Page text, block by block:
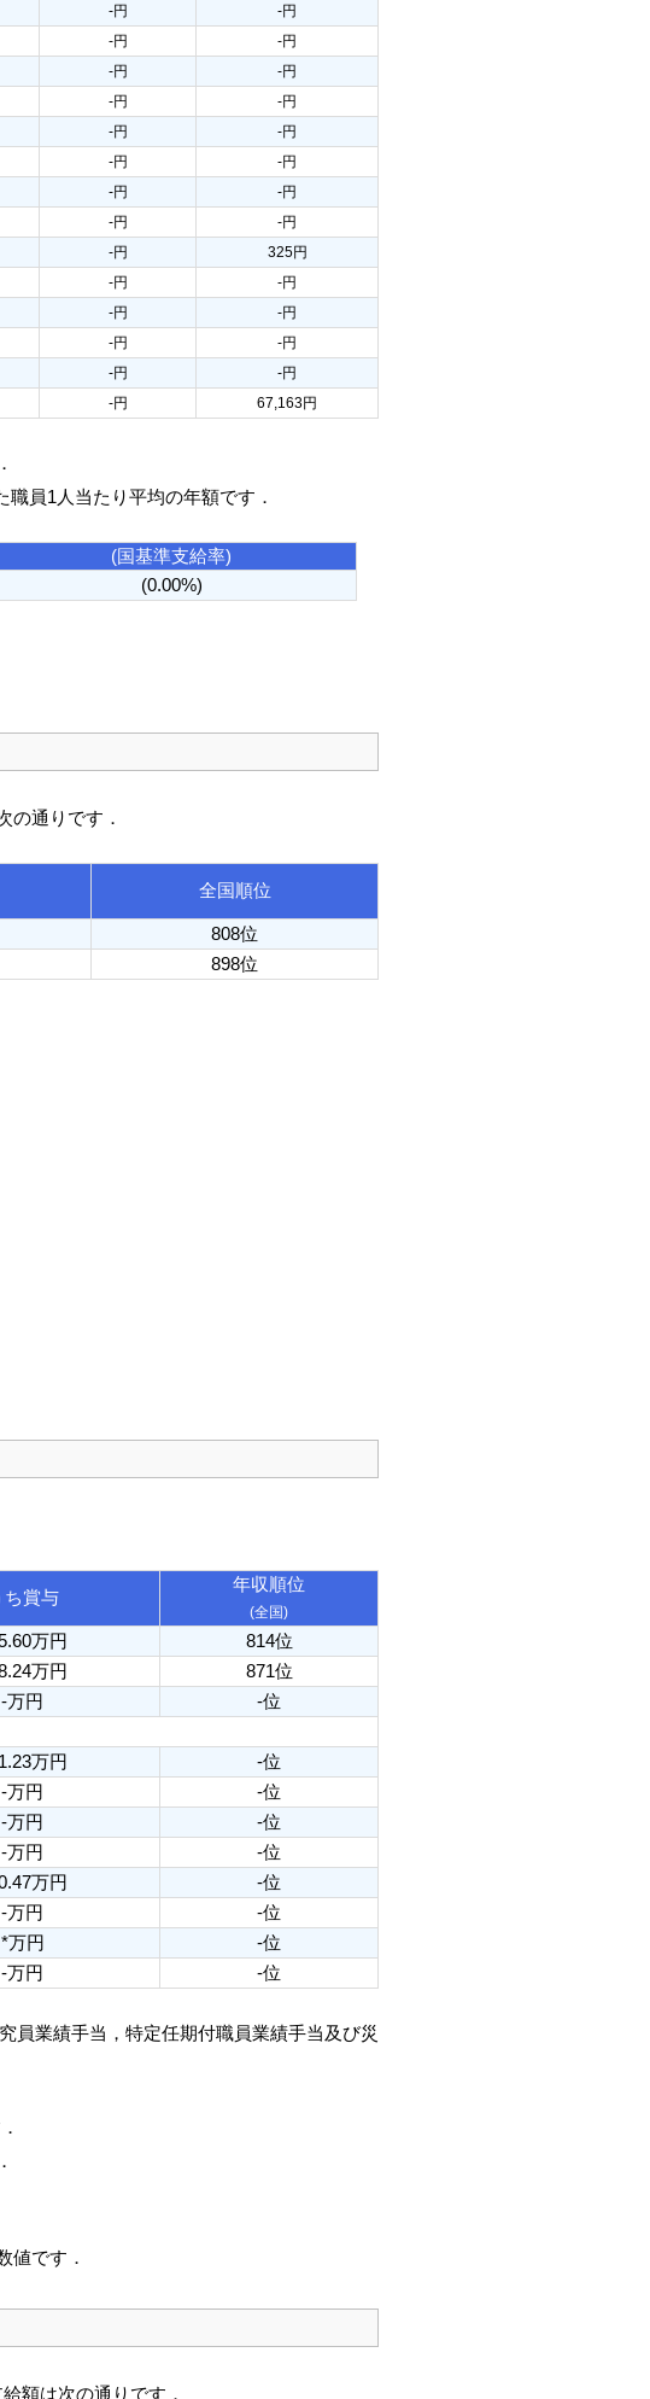
-円
-円
-円
-円
-円
-円
-円
-円
-円
-円
-円
-円
-円
-円
-円
-円
-円
325円
-円
-円
-円
-円
-円
-円
-円
-円
-円 67,163円
員1人当たり平均の年額です．
(国基準支給率)
(0.00%)
の通りです．
全国順位
808位
898位
ち賞与
年収順位
(全国)
万円
814位
万円
871位
-万円
-位
万円 -位
-万円 -位
-万円 -位
-万円 -位
万円 -位
-万円 -位
*万円 -位
-万円 -位
員業績手当，特定任期付職員業績手当及び災
値です．
額は次の通りです．